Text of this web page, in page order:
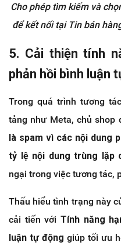
Cho phép tìm kiếm và
để kết nối tại Tin bán
5. Cải thiện tính
phản hồi bình luận
Trong quá trình tương
tảng như Meta, chủ shop
là spam vì các nội dung
tỷ lệ nội dung trùng lặp
ngại trong việc tương tác,
Thấu hiểu tình trạng này
cải tiến với Tính năng
luận tự động giúp tối ưu